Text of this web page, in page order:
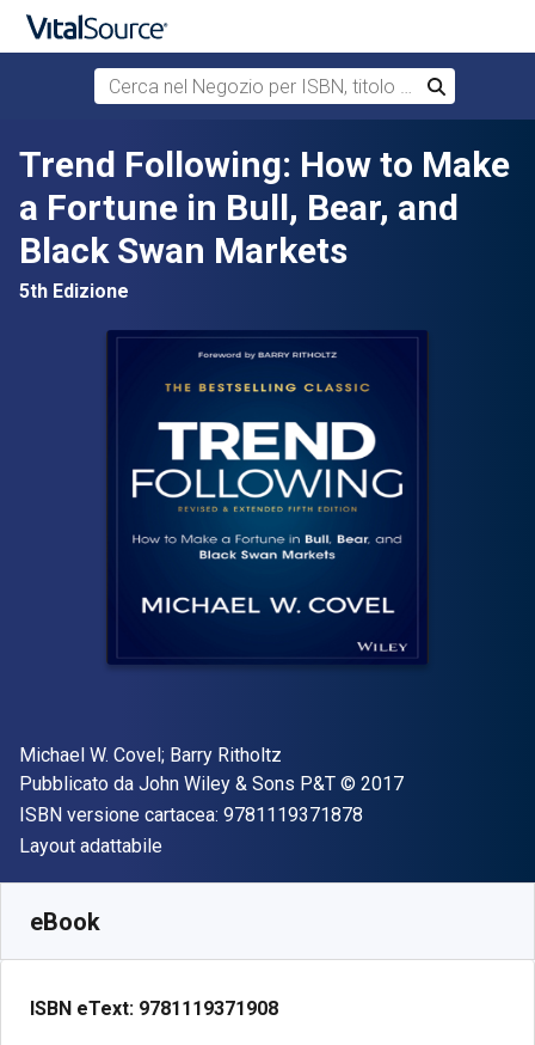
Passa al contenuto principale
Cerca nel Negozio per ISBN, titolo o autore
Cerca
Trend Following: How to Make
a Fortune in Bull, Bear, and
Black Swan Markets
5th Edizione
Autore(i)
Michael W. Covel; Barry Ritholtz
Editore
Pubblicato da John Wiley & Sons P&T Copyright
© 2017
ISBN versione cartacea: 9781119371878
Formato
Layout adattabile
eBook
ISBN eText: 9781119371908